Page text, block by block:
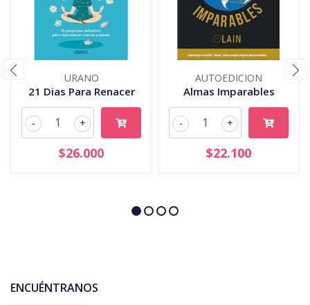
URANO
21 Dias Para Renacer
+
-
$26.000
AUTOEDICION
Almas Imparables
+
-
$22.100
ENCUÉNTRANOS